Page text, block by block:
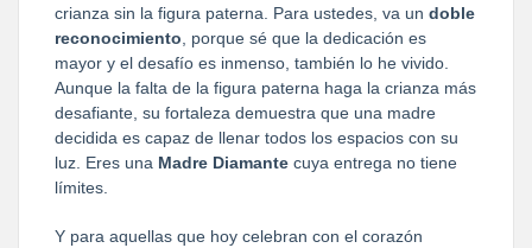
crianza sin la figura paterna. Para ustedes, va un doble
reconocimiento, porque sé que la dedicación es
mayor y el desafío es inmenso, también lo he vivido.
Aunque la falta de la figura paterna haga la crianza más
desafiante, su fortaleza demuestra que una madre
decidida es capaz de llenar todos los espacios con su
luz. Eres una Madre Diamante cuya entrega no tiene
límites.
Y para aquellas que hoy celebran con el corazón